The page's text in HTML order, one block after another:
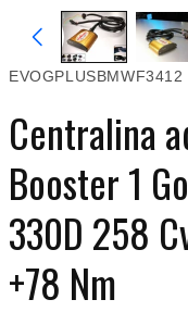
EVOGPLUSBMWF3412
Centralina
Booster 1
330D 258
+78 Nm